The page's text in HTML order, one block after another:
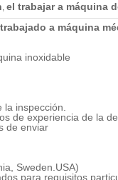
, el trabajar a máquina
a máquina
inoxidable
inspección.
de experiencia de la
de enviar
Sweden.USA)
para requisitos